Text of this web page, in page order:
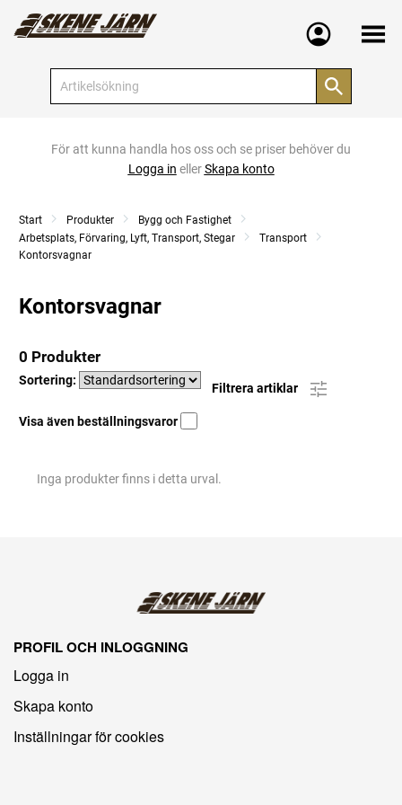
Meny
För att kunna handla hos oss och se priser behöver du
Logga in ellerSkapa konto
Start Produkter
Bygg och Fastighet
Arbetsplats, Förvaring, Lyft, Transport, Stegar
Transport
Kontorsvagnar
Kontorsvagnar
0 Produkter
Sortering:
Filtrera artiklar
Visa även beställningsvaror
Inga produkter finns i detta urval.
PROFIL OCH INLOGGNING
Logga in
Skapa konto
Inställningar för cookies